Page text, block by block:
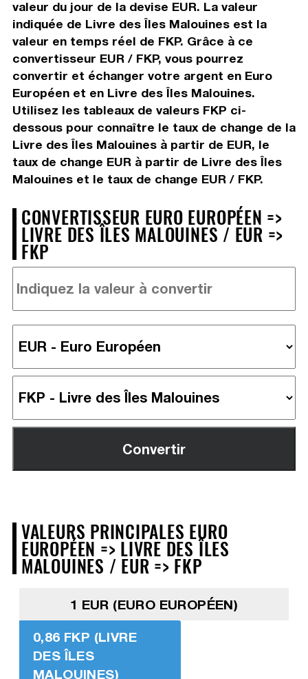
valeur du jour de la devise EUR. La valeur
indiquée de Livre des Îles Malouines est la
valeur en temps réel de FKP. Grâce à ce
convertisseur EUR / FKP, vous pourrez
convertir et échanger votre argent en Euro
Européen et en Livre des Îles Malouines.
Utilisez les tableaux de valeurs FKP ci-
dessous pour connaître le taux de change de la
Livre des Îles Malouines à partir de EUR, le
taux de change EUR à partir de Livre des Îles
Malouines et le taux de change EUR / FKP.
CONVERTISSEUR EURO EUROPÉEN =>
LIVRE DES ÎLES MALOUINES / EUR =>
FKP
VALEURS PRINCIPALES EURO
EUROPÉEN => LIVRE DES ÎLES
MALOUINES / EUR => FKP
1 EUR (EURO EUROPÉEN)
0,86 FKP (LIVRE
DES ÎLES
MALOUINES)